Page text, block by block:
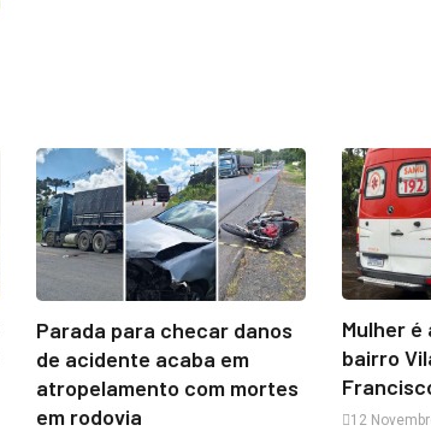
Parada para checar danos
de acidente acaba em
atropelamento com mortes
em rodovia
Mulher
bairro
12